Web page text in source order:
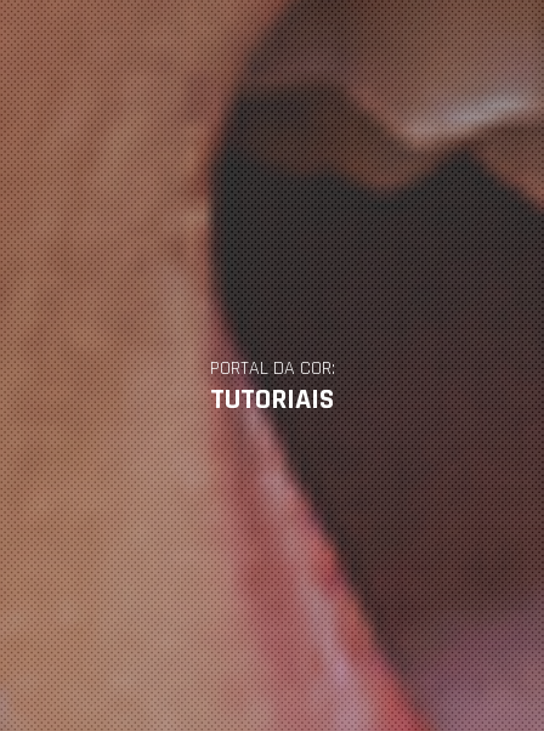
PORTAL DA COR:
TUTORIAIS